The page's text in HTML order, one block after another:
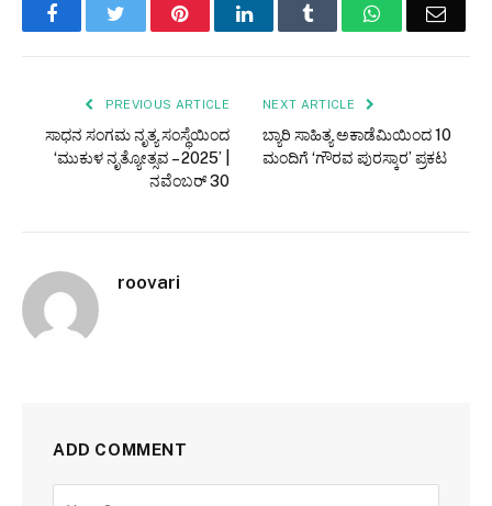
FacebookTwitter PinterestLinkedInTumblr WhatsAppEmail
PREVIOUS ARTICLE
ಸಾಧನ ಸಂಗಮ ನೃತ್ಯ ಸಂಸ್ಥೆಯಿಂದ
‘ಮುಕುಳ ನೃತ್ಯೋತ್ಸವ – 2025’ |
ನವೆಂಬರ್ 30
NEXT ARTICLE
ಬ್ಯಾರಿ ಸಾಹಿತ್ಯ ಅಕಾಡೆಮಿಯಿಂದ 10
ಮಂದಿಗೆ ‘ಗೌರವ ಪುರಸ್ಕಾರ’ ಪ್ರಕಟ
roovari
ADD COMMENT